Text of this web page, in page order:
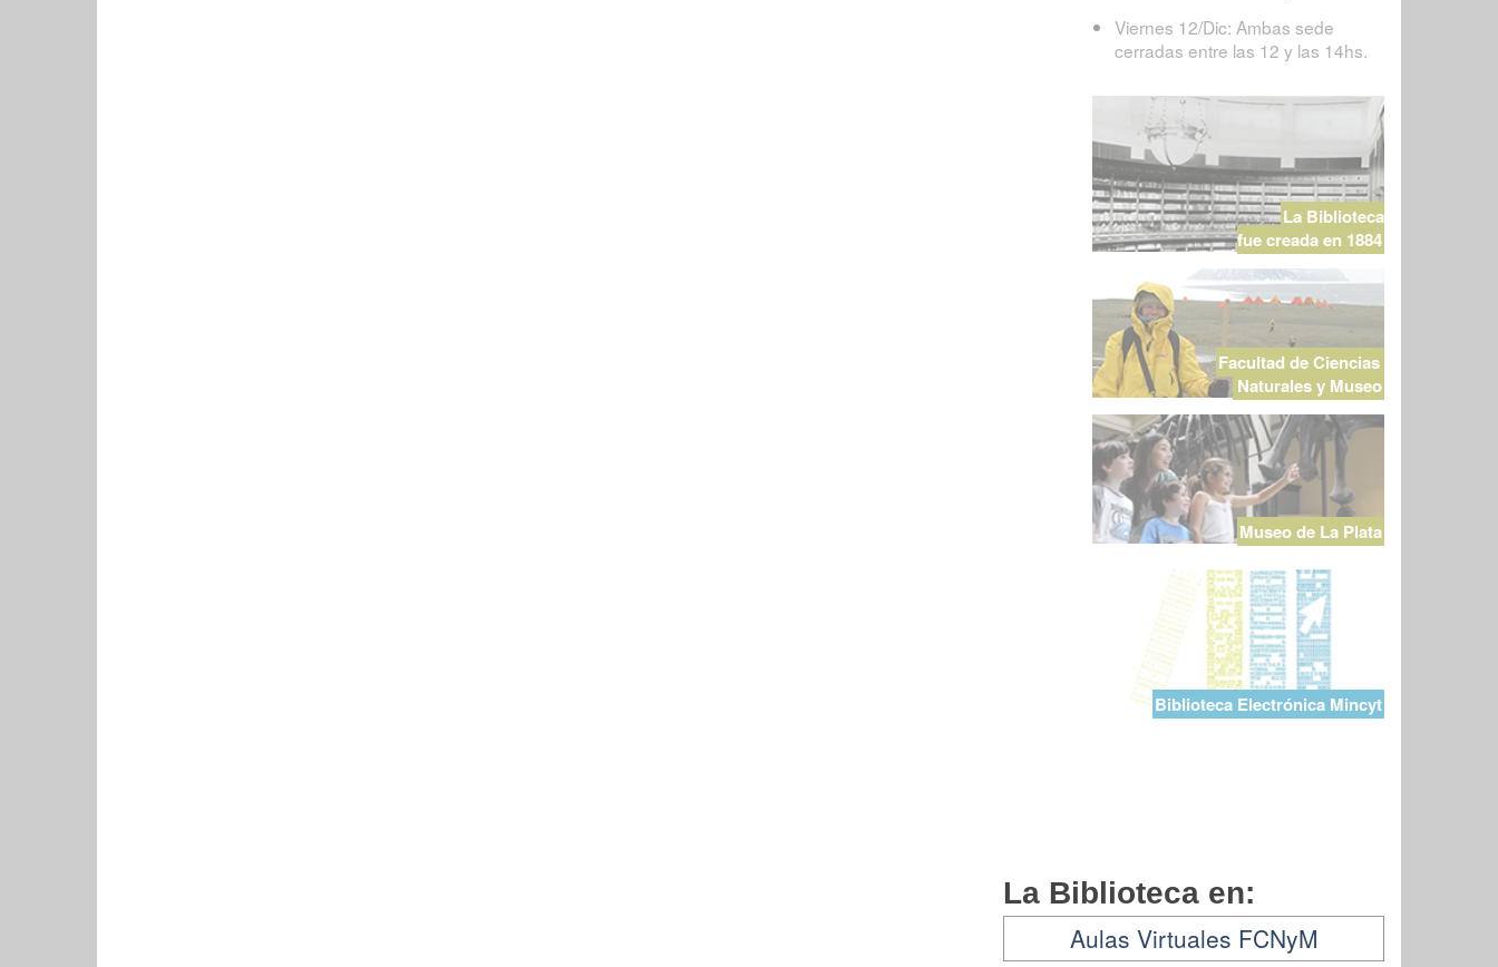
Viernes 12/Dic: Ambas sede
cerradas entre las 12 y las 14hs.
La Biblioteca
fue creada en 1884
Facultad de Ciencias
Naturales y Museo
Museo de La Plata
Biblioteca Electrónica Mincyt
La Biblioteca en:
Aulas Virtuales FCNyM